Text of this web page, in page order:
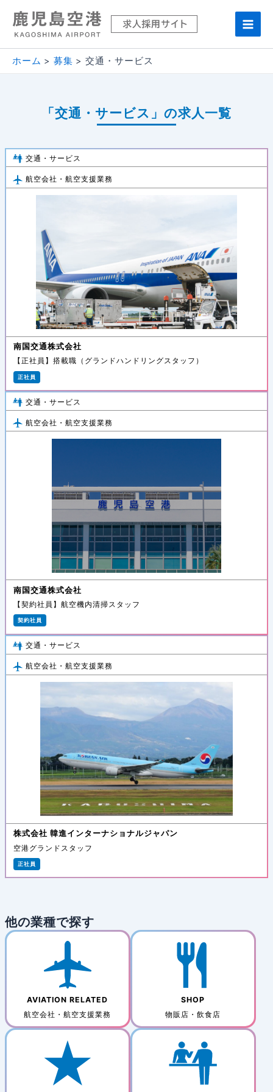
ス
Main
ホーム 募集 交通・サービス
「交通・サービス」の求人一覧
交通・サービス
航空会社・航空支援業務
南国交通株式会社
【正社員】搭載職（グランドハンドリングスタッフ）
正社員
交通・サービス
航空会社・航空支援業務
南国交通株式会社
【契約社員】航空機内清掃スタッフ
契約社員
交通・サービス
航空会社・航空支援業務
株式会社 韓進インターナショナルジャパン
空港グランドスタッフ
正社員
他の業種で探す
AVIATION RELATED
航空会社・航空支援業務
SHOP
物販店・飲食店